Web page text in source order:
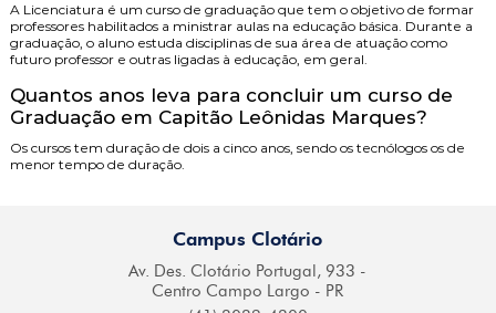
A Licenciatura é um curso de graduação que tem o objetivo de formar
professores habilitados a ministrar aulas na educação básica. Durante a
graduação, o aluno estuda disciplinas de sua área de atuação como
futuro professor e outras ligadas à educação, em geral.
Quantos anos leva para concluir um curso de
Graduação em Capitão Leônidas Marques?
Os cursos tem duração de dois a cinco anos, sendo os tecnólogos os de
menor tempo de duração.
Campus Clotário
Av. Des. Clotário Portugal, 933 -
Centro Campo Largo - PR